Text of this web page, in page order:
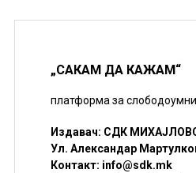
„САКАМ ДА КАЖАМ“
платформа за
Издавач: СДК
Ул. Александар
Контакт: info@sdk.mk